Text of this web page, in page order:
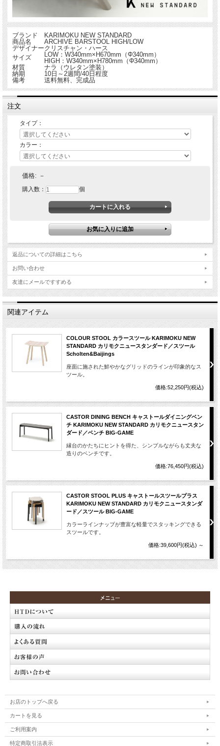
ブランド
KARIMOKU NEW STANDARD
商品名
ARCHIVE BARSTOOL HIGH/LOW
デザイナークリスチャン・ハース
サイズ
LOW：W340mm×H670mm（Φ340mm）
HIGH：W340mm×H780mm（Φ340mm）
材質
ナラ（ウレタン塗装）
納期
10日～2週間/40日程度
備考
送料無料、完成品
注文
タイプ：
カラー：
価格: －
購入数： 個
返品についての詳細はこちら
お問い合わせ
友達にメールですすめる
関連アイテム
COLOUR STOOL カラースツール KARIMOKU NEW
STANDARD カリモクニュースタンダード／スツール
Scholten&Baijings
座面に施された鮮やかなグリッドのラインが印象的なス
ツール。
価格:52,250円(税込)
CASTOR DINING BENCH キャストールダイニングベン
チ KARIMOKU NEW STANDARD カリモクニュースタン
ダード／ベンチ BIG-GAME
縁台のかたちにヒントを得た、シンプルながらも丈夫な
造りのベンチです。
価格:76,450円(税込)
CASTOR STOOL PLUS キャストールスツールプラス
KARIMOKU NEW STANDARD カリモクニュースタンダ
ード／スツール BIG-GAME
カラーラインナップが豊富な軽量でスタッキングできる
スツールです。
価格:39,600円(税込) ～
お店のトップへ戻る
カートを見る
ご利用案内
特定商取引法表示